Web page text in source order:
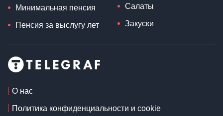
Минимальная пенсия
Пенсия за выслугу лет
Салаты
Закуски
О нас
Политика конфиденциальности и cookie